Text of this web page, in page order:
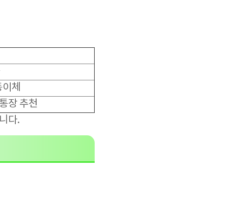
체
장 추천
다.